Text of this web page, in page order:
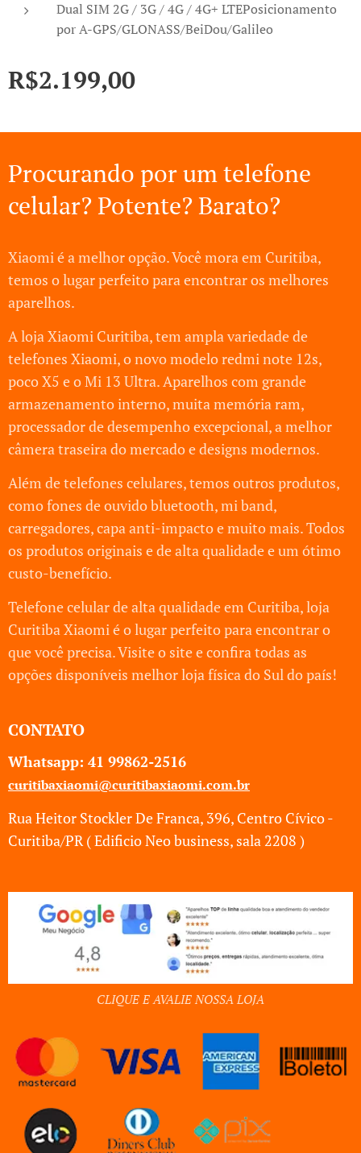
Dual SIM 2G / 3G / 4G / 4G+ LTEPosicionamento
por A-GPS/GLONASS/BeiDou/Galileo
R$2.199,00
Procurando por um telefone
celular? Potente? Barato?
Xiaomi é a melhor opção. Você mora em Curitiba,
temos o lugar perfeito para encontrar os melhores
aparelhos.
A loja Xiaomi Curitiba, tem ampla variedade de
telefones Xiaomi, o novo modelo redmi note 12s,
poco X5 e o Mi 13 Ultra. Aparelhos com grande
armazenamento interno, muita memória ram,
processador de desempenho excepcional, a melhor
câmera traseira do mercado e designs modernos.
Além de telefones celulares, temos outros produtos,
como fones de ouvido bluetooth, mi band,
carregadores, capa anti-impacto e muito mais. Todos
os produtos originais e de alta qualidade e um ótimo
custo-benefício.
Telefone celular de alta qualidade em Curitiba, loja
Curitiba Xiaomi é o lugar perfeito para encontrar o
que você precisa. Visite o site e confira todas as
opções disponíveis melhor loja física do Sul do país!
CONTATO
Whatsapp: 41 99862-2516
curitibaxiaomi@curitibaxiaomi.com.br
Rua Heitor Stockler De Franca, 396, Centro Cívico -
Curitiba/PR ( Edificio Neo business, sala 2208 )
CLIQUE E AVALIE NOSSA LOJA